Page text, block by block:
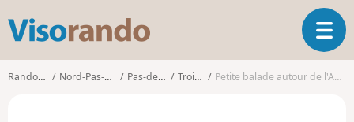
s
o
O
u
v
Randonnées Nord-Pas-de-Calais Pas-de-Calais Troisvaux Petite balade autour de l'Abbaye de Belval